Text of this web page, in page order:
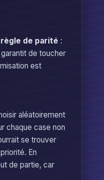
règle de parité :
de toucher
est
aléatoirement
chaque case non
se trouver
En
de partie, car